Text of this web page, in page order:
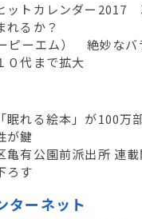
ットカレンダー2017
れるか？
ピーエム） 絶妙な
０代まで拡大
眠れる絵本」が100
が鍵
亀有公園前派出所 連載
ろす
ターネット